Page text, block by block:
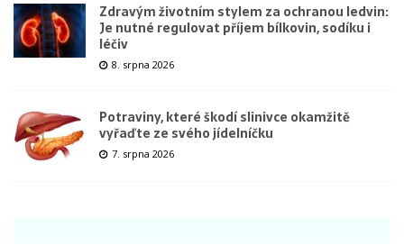
Zdravým životním stylem za ochranou ledvin:
Je nutné regulovat příjem bílkovin, sodíku i
léčiv
8. srpna 2026
Potraviny, které škodí slinivce okamžitě
vyřaďte ze svého jídelníčku
7. srpna 2026